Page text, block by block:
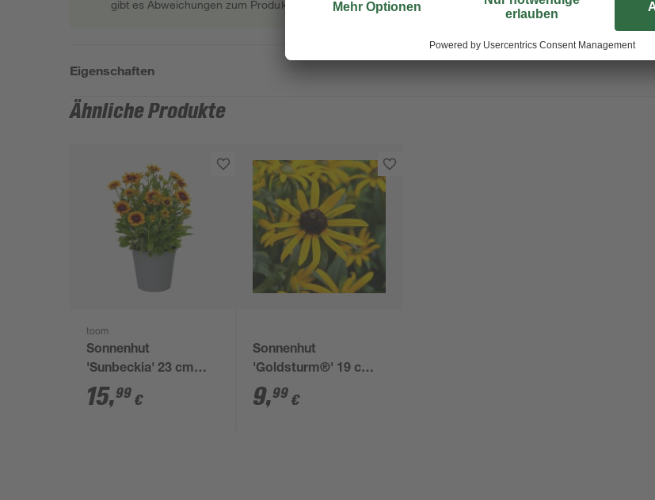
gibt es Abweichungen zum Produktfoto.
Eigenschaften
Ähnliche Produkte
toom
Sonnenhut
'Sunbeckia' 23 cm
Topf
15,99 €
Sonnenhut
'Goldsturm®' 19 cm
Topf
9,99 €